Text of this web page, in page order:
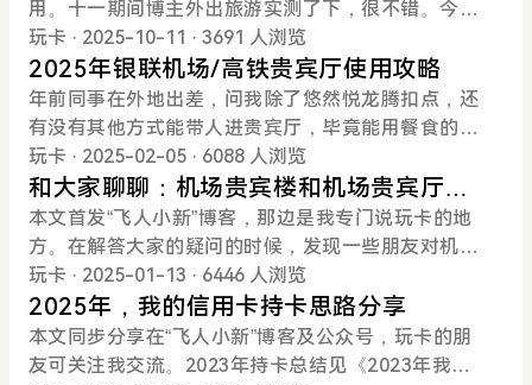
长等），广发商旅白、增值白及以上、广发私行、招
商私行（2000w达标）等。需要提前打电话预约，报
备车牌及餐食。网约车、出租车、特斯拉不能进入。
02到达方式建议驾车前往，导航直接定位首都国际机
场T2/T3航站楼要客中心。①T2贵宾楼。在机场高速
上行驶时，按指示牌“T2停车楼”进港到达VIP方向开，
右手边有一个横杆拦着的岗亭，通过一岗，T2国际贵
宾停车场在T2航站楼—层的最南侧(靠近1号门)。②T
3贵宾楼。T3航站楼一层最西侧(靠近11号门往西)国
内要客贵宾室。03使用方法提前报备过车牌，下车后
有小哥哥或小姐姐热情迎接，工作人员会根据登记信
息确定人员信息，无需出具卡片或二维码，直接递身
份证即可。可以协助办理登机牌、值机、托运等，可
用。十一期间博主外出旅游实测了下，很不错。今天
就开启贵宾楼系列第3期，来详细说说西安咸阳国际
机场T5贵宾楼（VIP B区）使用攻略。信用卡使用方
法参考《2025年，这些信用卡可以低成本使用机场贵
宾楼》。T2/T3贵宾楼使用方法参考《西安咸阳国际
机场贵宾楼使用攻略》。01支持银行该贵宾楼由迅邦
达提供服务，因此支持的银行同西安咸阳国际机场T
2/T3贵宾楼，包括工行、农行（5次）、招行、交
行、兴业等，无需提前预约。02到达方式驾车前往：
导航西安咸阳国际机场T5航站楼VIP B区即可到达，
如车辆进场需提前电话预约。公共交通：从T5航站楼
一层513门出来，右转直行约50米，过马路（对面建
筑物即为贵宾楼），看到车辆进出贵宾楼的岗亭。岗
亭左侧道路走到底后右转约30米，即可到达VIP B
玩卡 · 2025-10-11 · 3691 人浏览
2025年银联机场/高铁贵宾厅使用攻略
年前同事在外地出差，问我除了悠然悦龙腾扣点，还
有没有其他方式能带人进贵宾厅，毕竟能用餐食的龙
腾拿来进贵宾厅，还是有些浪费的。想了想，推荐银
联的6.2国内机场贵宾厅。鉴于有些人还不知道银联贵
宾厅的使用方法，就简单说下。使用路径1：云闪付A
PP首页→权益精选→高端卡尊享→国内机场贵宾/高
铁贵宾权益。使用路径2：中国银联95516公众号→左
下角“权益精选”→银联卡礼遇→高端卡尊享→国内机
场贵宾/高铁贵宾权益。服务内容：本权益仅限中国境
内机场持国内机票出发航班的机场贵宾权益服务。权
玩卡 · 2025-02-05 · 6088 人浏览
和大家聊聊：机场贵宾楼和机场贵宾厅的
区别
本文首发“飞人小新”博客，那边是我专门说玩卡的地
方。在解答大家的疑问的时候，发现一些朋友对机场
贵宾楼、机场贵宾厅分的不是清楚，今天不扯官方概
念，从我自身经验的角度，和大家聊聊机场贵宾楼和
贵宾厅的区别。不一定准确，意思对就行了。当然，
更专业的看这篇：《机场cip、vip、贵宾、龙腾等名
玩卡 · 2025-01-13 · 6446 人浏览
2025年，我的信用卡持卡思路分享
本文同步分享在“飞人小新”博客及公众号，玩卡的朋
友可关注我交流。2023年持卡总结见《2023年我的